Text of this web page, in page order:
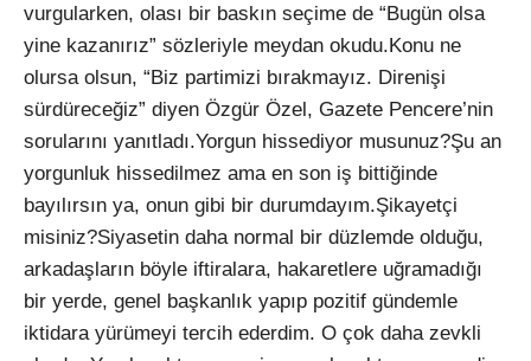
vurgularken, olası bir baskın seçime de “Bugün olsa
yine kazanırız” sözleriyle meydan okudu.Konu ne
olursa olsun, “Biz partimizi bırakmayız. Direnişi
sürdüreceğiz” diyen Özgür Özel, Gazete Pencere’nin
sorularını yanıtladı.Yorgun hissediyor musunuz?Şu an
yorgunluk hissedilmez ama en son iş bittiğinde
bayılırsın ya, onun gibi bir durumdayım.Şikayetçi
misiniz?Siyasetin daha normal bir düzlemde olduğu,
arkadaşların böyle iftiralara, hakaretlere uğramadığı
bir yerde, genel başkanlık yapıp pozitif gündemle
iktidara yürümeyi tercih ederdim. O çok daha zevkli